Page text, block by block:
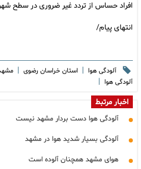
افراد حساس از تردد غیر ضروری در سطح
انتهای پیام/
آلودگی هوا | استان خراسان رضوی |
آلودگی هوا |
اخبار مرتبط
آلودگی هوا دست بردار مشهد نیست
آلودگی بسیار شدید هوا در مشهد
هوای مشهد همچنان آلوده است